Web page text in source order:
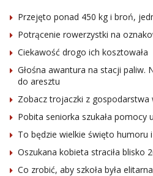
Przejęto ponad 450 kg i broń,
Potrącenie rowerzystki na
Ciekawość drogo ich kosztowała
Głośna awantura na stacji paliw.
do aresztu
Zobacz trojaczki z gospodarstwa
Pobita seniorka szukała pomocy
To będzie wielkie święto humoru
Oszukana kobieta straciła blisko
Co zrobić, aby szkoła była